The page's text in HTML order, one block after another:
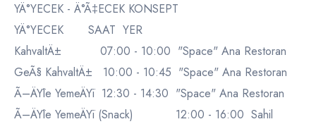
YÄ°YECEK - Ä°Ã‡ECEK KONSEPT
YÄ°YECEK SAAT YER
KahvaltÄ± 07:00 - 10:00 "Space" Ana Restoran
GeÃ§ KahvaltÄ± 10:00 - 10:45 "Space" Ana Restoran
Ã–ÄŸle YemeÄŸi 12:30 - 14:30 "Space" Ana Restoran
Ã–ÄŸle YemeÄŸi (Snack) 12:00 - 16:00 Sahil